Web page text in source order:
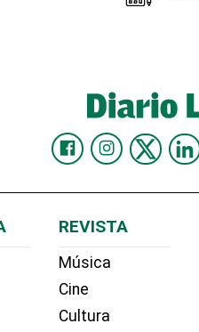
REVISTA
Música
Cine
Cultura